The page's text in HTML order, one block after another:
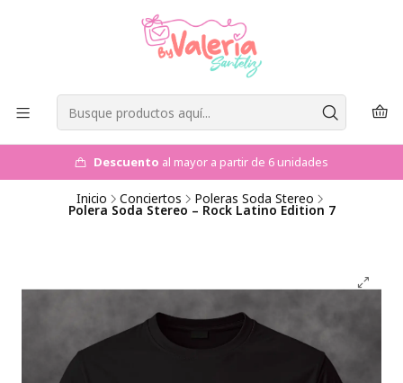
Descuento al mayor a partir de 6 unidades
Inicio Conciertos Poleras Soda Stereo
Polera Soda Stereo – Rock Latino Edition 7